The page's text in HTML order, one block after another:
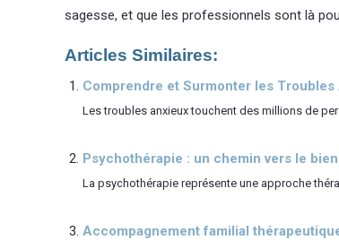
sagesse, et que les professionnels sont là
Articles Similaires:
Comprendre et Surmonter les Troubles
Les troubles anxieux touchent des millions de
Psychothérapie : un chemin vers le
La psychothérapie représente une approche
Accompagnement familial